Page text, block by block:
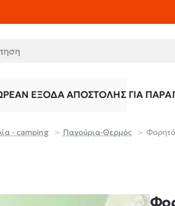
ΈΞΟΔΑ ΑΠΟΣΤΟΛΉΣ ΓΙΑ
- camping Παγούρια-Θερμός